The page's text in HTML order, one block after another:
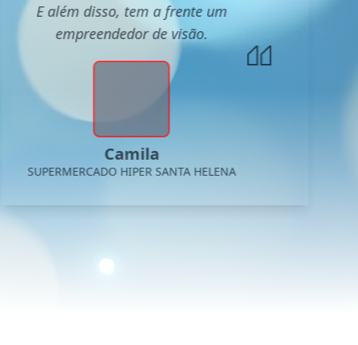
E além disso, tem a frente um
empreendedor de visão.
Camila
SUPERMERCADO HIPER SANTA HELENA